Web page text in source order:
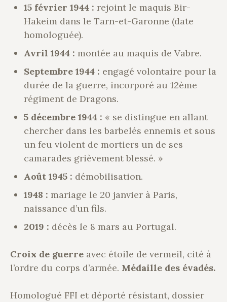
15 février 1944 : rejoint le maquis Bir-
Hakeim dans le Tarn-et-Garonne (date
homologuée).
Avril 1944 : montée au maquis de Vabre.
Septembre 1944 : engagé volontaire pour la
durée de la guerre, incorporé au 12ème
régiment de Dragons.
5 décembre 1944 : « se distingue en allant
chercher dans les barbelés ennemis et sous
un feu violent de mortiers un de ses
camarades grièvement blessé. »
Août 1945 : démobilisation.
1948 : mariage le 20 janvier à Paris,
naissance d’un fils.
2019 : décès le 8 mars au Portugal.
Croix de guerre avec étoile de vermeil, cité à
l’ordre du corps d’armée. Médaille des évadés.
Homologué FFI et déporté résistant, dossier